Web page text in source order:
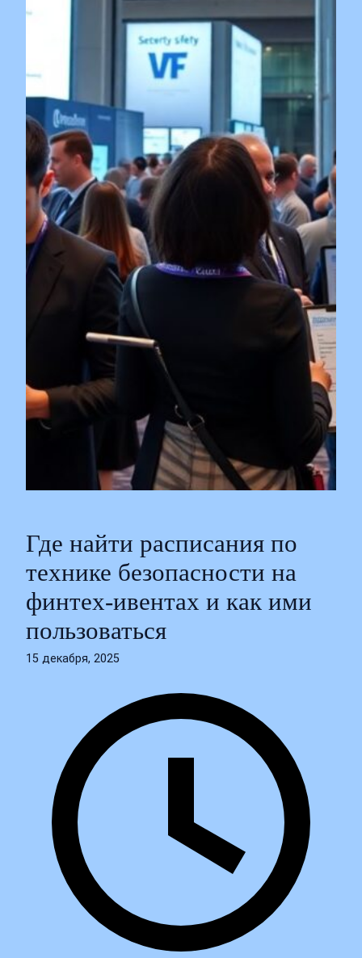
Где найти расписания по
технике безопасности на
финтех‑ивентах и как ими
пользоваться
15 декабря, 2025